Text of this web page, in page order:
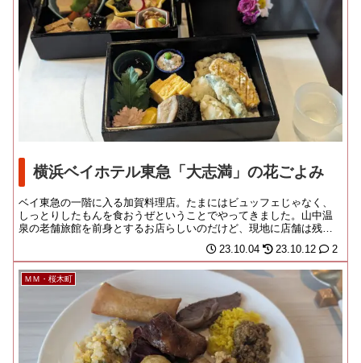
横浜ベイホテル東急「大志満」の花ごよみ
ベイ東急の一階に入る加賀料理店。たまにはビュッフェじゃなく、
しっとりしたもんを食おうぜということでやってきました。山中温
泉の老舗旅館を前身とするお店らしいのだけど、現地に店舗は残っ
23.10.04 23.10.12 2
ＭＭ・桜木町